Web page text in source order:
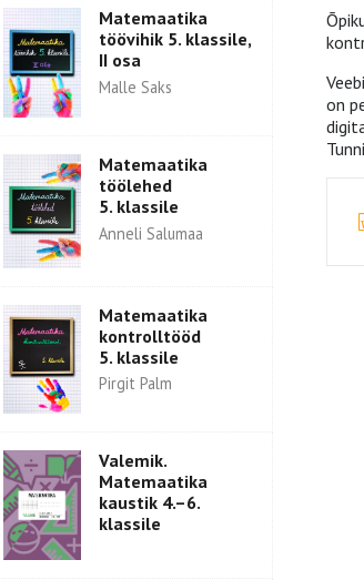
Matemaatika
töövihik 5. klassile,
II osa
Malle Saks
Matemaatika
töölehed
5. klassile
Anneli Salumaa
Matemaatika
kontrolltööd
5. klassile
Pirgit Palm
Valemik.
Matemaatika
kaustik 4.–6.
klassile
on